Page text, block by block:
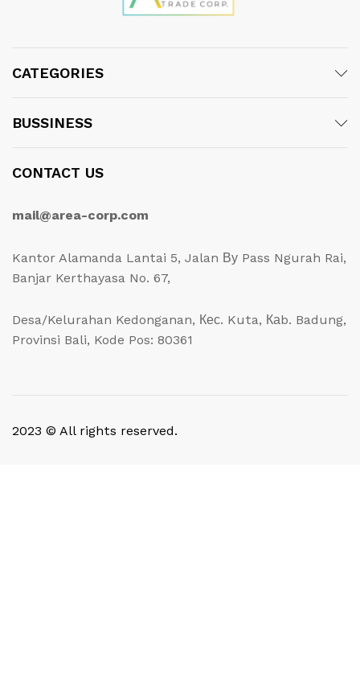
CATEGORIES
BUSSINESS
CONTACT US
mail@area-corp.com
Kantor Alamanda Lantai 5, Jalan Ву Pass Ngurah Rai,
Banjar Kerthayasa No. 67,
Desa/Kelurahan Kedonganan, Кес. Kuta, Каb. Badung,
Provinsi Bali, Kode Pos: 80361
2023 © All rights reserved.